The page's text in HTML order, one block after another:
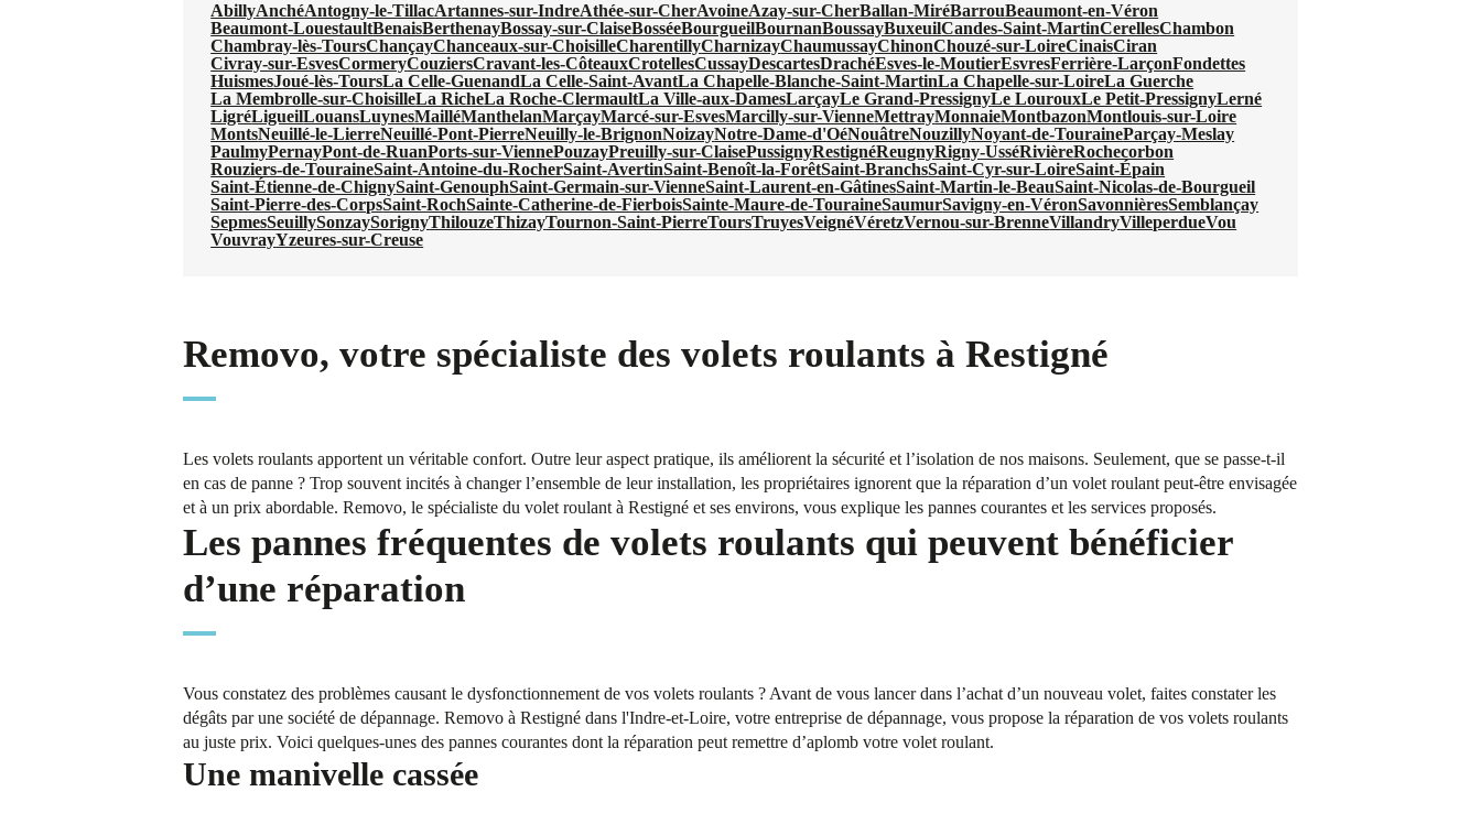
AbillyAnchéAntogny-le-TillacArtannes-sur-IndreAthée-sur-CherAvoineAzay-sur-CherBallan-MiréBarrouBeaumont-en-Véron
Beaumont-LouestaultBenaisBerthenayBossay-sur-ClaiseBosséeBourgueilBournanBoussayBuxeuilCandes-Saint-MartinCerellesChambon
Chambray-lès-ToursChançayChanceaux-sur-ChoisilleCharentillyCharnizayChaumussayChinonChouzé-sur-LoireCinaisCiran
Civray-sur-EsvesCormeryCouziersCravant-les-CôteauxCrotellesCussayDescartesDrachéEsves-le-MoutierEsvresFerrière-LarçonFondettes
HuismesJoué-lès-ToursLa Celle-GuenandLa Celle-Saint-AvantLa Chapelle-Blanche-Saint-MartinLa Chapelle-sur-LoireLa Guerche
La Membrolle-sur-ChoisilleLa RicheLa Roche-ClermaultLa Ville-aux-DamesLarçayLe Grand-PressignyLe LourouxLe Petit-PressignyLerné
LigréLigueilLouansLuynesMailléManthelanMarçayMarcé-sur-EsvesMarcilly-sur-VienneMettrayMonnaieMontbazonMontlouis-sur-Loire
MontsNeuillé-le-LierreNeuillé-Pont-PierreNeuilly-le-BrignonNoizayNotre-Dame-d'OéNouâtreNouzillyNoyant-de-TouraineParçay-Meslay
PaulmyPernayPont-de-RuanPorts-sur-ViennePouzayPreuilly-sur-ClaisePussignyRestignéReugnyRigny-UsséRivièreRochecorbon
Rouziers-de-TouraineSaint-Antoine-du-RocherSaint-AvertinSaint-Benoît-la-ForêtSaint-BranchsSaint-Cyr-sur-LoireSaint-Épain
Saint-Étienne-de-ChignySaint-GenouphSaint-Germain-sur-VienneSaint-Laurent-en-GâtinesSaint-Martin-le-BeauSaint-Nicolas-de-Bourgueil
Saint-Pierre-des-CorpsSaint-RochSainte-Catherine-de-FierboisSainte-Maure-de-TouraineSaumurSavigny-en-VéronSavonnièresSemblançay
SepmesSeuillySonzaySorignyThilouzeThizayTournon-Saint-PierreToursTruyesVeignéVéretzVernou-sur-BrenneVillandryVilleperdueVou
VouvrayYzeures-sur-Creuse
Removo, votre spécialiste des volets roulants à Restigné
Les volets roulants apportent un véritable confort. Outre leur aspect pratique, ils améliorent la sécurité et l’isolation de nos maisons. Seulement, que se passe-t-il
en cas de panne ? Trop souvent incités à changer l’ensemble de leur installation, les propriétaires ignorent que la réparation d’un volet roulant peut-être envisagée
et à un prix abordable. Removo, le spécialiste du volet roulant à Restigné et ses environs, vous explique les pannes courantes et les services proposés.
Les pannes fréquentes de volets roulants qui peuvent bénéficier
d’une réparation
Vous constatez des problèmes causant le dysfonctionnement de vos volets roulants ? Avant de vous lancer dans l’achat d’un nouveau volet, faites constater les
dégâts par une société de dépannage. Removo à Restigné dans l'Indre-et-Loire, votre entreprise de dépannage, vous propose la réparation de vos volets roulants
au juste prix. Voici quelques-unes des pannes courantes dont la réparation peut remettre d’aplomb votre volet roulant.
Une manivelle cassée